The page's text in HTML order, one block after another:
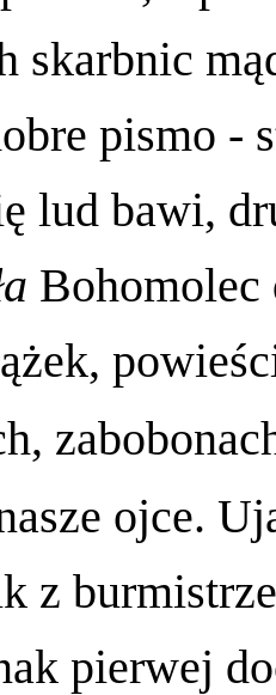
skarbnic
pismo -
lud bawi,
Bohomolec
ojce.
z
pierwej